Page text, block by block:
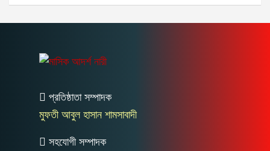
প্রতিষ্ঠাতা সম্পাদক
মুফতী আবুল হাসান শামসাবাদী
সহযোগী সম্পাদক